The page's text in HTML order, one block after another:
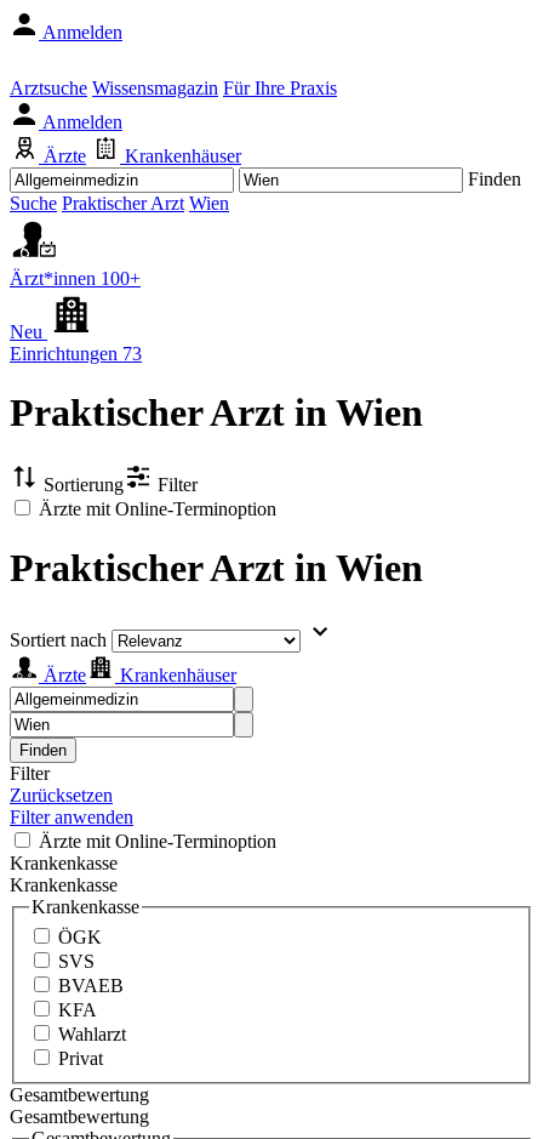
Anmelden
Arztsuche Wissensmagazin Für Ihre Praxis
Anmelden
Ärzte
Krankenhäuser
Finden
Suche Praktischer Arzt Wien
Ärzt*innen 100+
Neu
Einrichtungen 73
Praktischer Arzt in Wien
Sortierung
Filter
Ärzte mit Online-Terminoption
Praktischer Arzt in Wien
Sortiert nach
Ärzte
Krankenhäuser
Finden
Filter
Zurücksetzen
Filter anwenden
Ärzte mit Online-Terminoption
Krankenkasse
Krankenkasse
Krankenkasse
ÖGK
SVS
BVAEB
KFA
Wahlarzt
Privat
Gesamtbewertung
Gesamtbewertung